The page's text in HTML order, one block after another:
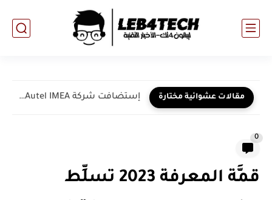
مقالات عشوائية مختارة إستضافت شركة Autel IMEA قمة شركائها السنوية، وأطلقت شواحن السيارات...
0
قمَّة المعرفة 2023 تسلِّط